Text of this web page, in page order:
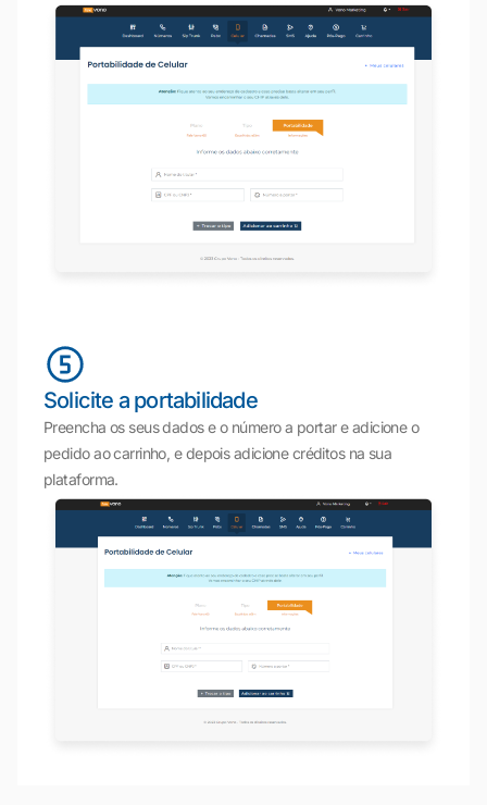
Solicite a portabilidade
Preencha os seus dados e o número a portar e adicione o
pedido ao carrinho, e depois adicione créditos na sua
plataforma.